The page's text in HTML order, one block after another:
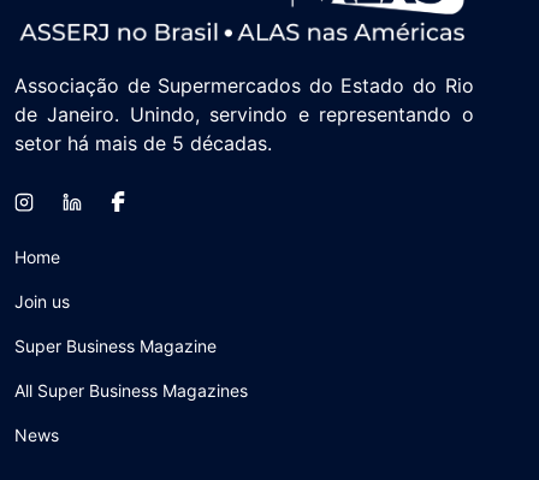
Associação de Supermercados do Estado do Rio
de Janeiro. Unindo, servindo e representando o
setor há mais de 5 décadas.
Home
Join us
Super Business Magazine
All Super Business Magazines
News